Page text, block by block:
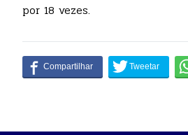
por 18 vezes.